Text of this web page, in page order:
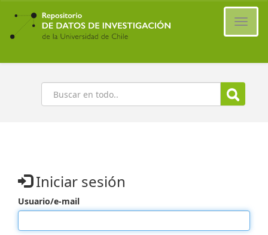
Ir
contenido
principal
Buscar
Iniciar sesión
Usuario/e-mail